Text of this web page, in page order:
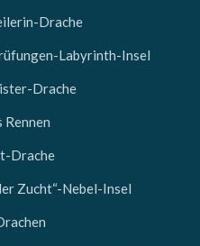
Drache
Labyrinth-Insel
Drache
Rennen
Drache
Zucht“-Nebel-Insel